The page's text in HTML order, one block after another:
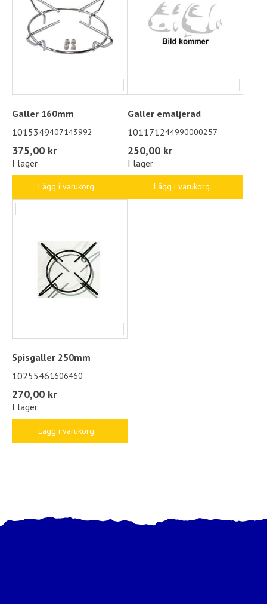
Galler 160mm
1015349407143992
375,00 kr
I lager
Lägg i varukorg
Galler emaljerad
101171244990000257
250,00 kr
I lager
Lägg i varukorg
Spisgaller 250mm
10255461606460
270,00 kr
I lager
Lägg i varukorg